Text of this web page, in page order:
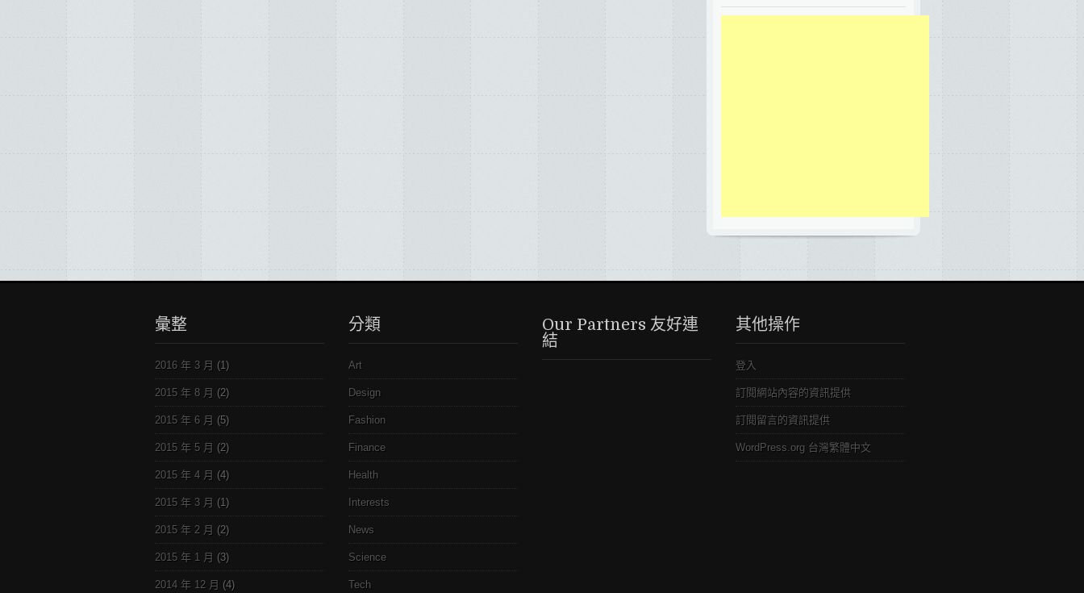
彙整
2016 年 3 月 (1)
2015 年 8 月 (2)
2015 年 6 月 (5)
2015 年 5 月 (2)
2015 年 4 月 (4)
2015 年 3 月 (1)
2015 年 2 月 (2)
2015 年 1 月 (3)
2014 年 12 月 (4)
分類
Art
Design
Fashion
Finance
Health
Interests
News
Science
Tech
Our Partners 友好連
結
其他操作
登入
訂閱網站內容的資訊提供
訂閱留言的資訊提供
WordPress.org 台灣繁體中文